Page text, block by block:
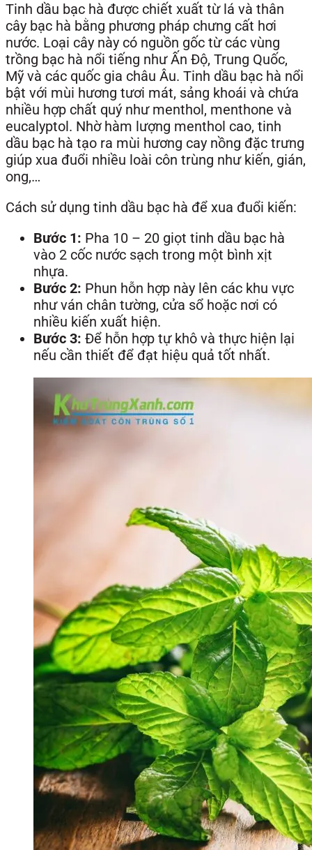
Tinh dầu bạc hà được chiết xuất từ lá và thân
cây bạc hà bằng phương pháp chưng cất hơi
nước. Loại cây này có nguồn gốc từ các vùng
trồng bạc hà nổi tiếng như Ấn Độ, Trung Quốc,
Mỹ và các quốc gia châu Âu. Tinh dầu bạc hà nổi
bật với mùi hương tươi mát, sảng khoái và chứa
nhiều hợp chất quý như menthol, menthone và
eucalyptol. Nhờ hàm lượng menthol cao, tinh
dầu bạc hà tạo ra mùi hương cay nồng đặc trưng
giúp xua đuổi nhiều loài côn trùng như kiến, gián,
ong,…
Cách sử dụng tinh dầu bạc hà để xua đuổi kiến:
Bước 1: Pha 10 – 20 giọt tinh dầu bạc hà
vào 2 cốc nước sạch trong một bình xịt
nhựa.
Bước 2: Phun hỗn hợp này lên các khu vực
như ván chân tường, cửa sổ hoặc nơi có
nhiều kiến xuất hiện.
Bước 3: Để hỗn hợp tự khô và thực hiện lại
nếu cần thiết để đạt hiệu quả tốt nhất.